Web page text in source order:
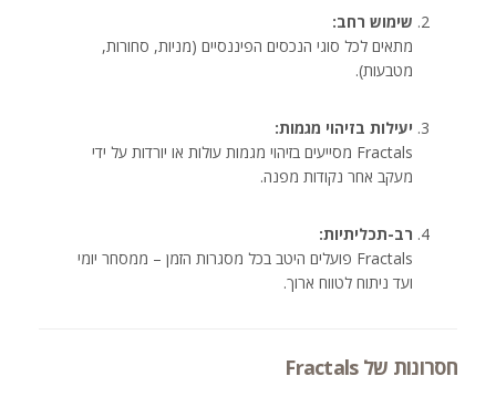
שימוש רחב:
מתאים לכל סוגי הנכסים הפיננסיים (מניות, סחורות,
מטבעות).
יעילות בזיהוי מגמות:
Fractals מסייעים בזיהוי מגמות עולות או יורדות על ידי
מעקב אחר נקודות מפנה.
רב-תכליתיות:
Fractals פועלים היטב בכל מסגרות הזמן – ממסחר יומי
ועד ניתוח לטווח ארוך.
חסרונות של Fractals